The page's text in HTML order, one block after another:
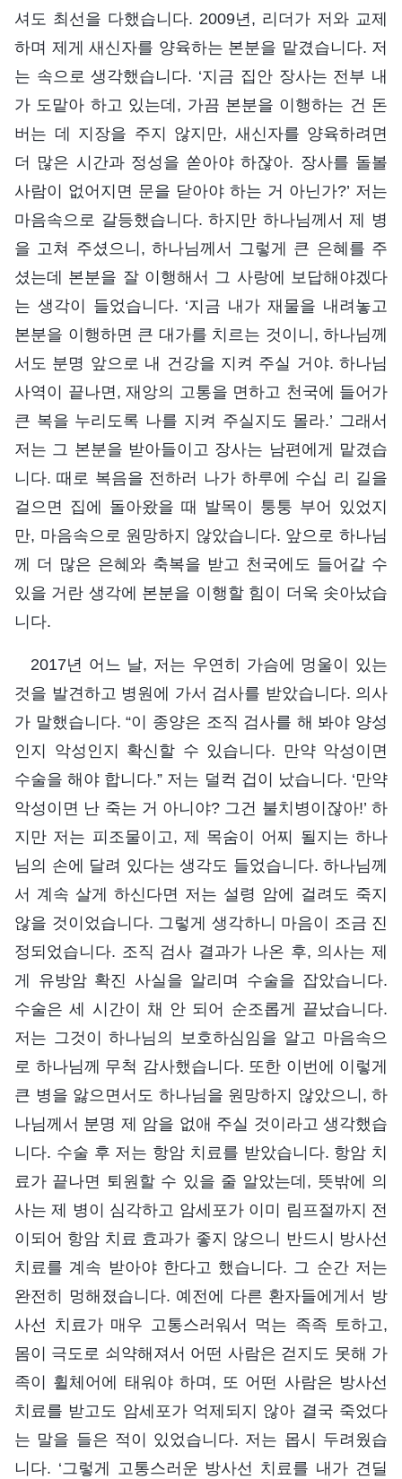
셔도 최선을 다했습니다. 2009년, 리더가 저와 교제
하며 제게 새신자를 양육하는 본분을 맡겼습니다. 저
는 속으로 생각했습니다. ‘지금 집안 장사는 전부 내
가 도맡아 하고 있는데, 가끔 본분을 이행하는 건 돈
버는 데 지장을 주지 않지만, 새신자를 양육하려면
더 많은 시간과 정성을 쏟아야 하잖아. 장사를 돌볼
사람이 없어지면 문을 닫아야 하는 거 아닌가?’ 저는
마음속으로 갈등했습니다. 하지만 하나님께서 제 병
을 고쳐 주셨으니, 하나님께서 그렇게 큰 은혜를 주
셨는데 본분을 잘 이행해서 그 사랑에 보답해야겠다
는 생각이 들었습니다. ‘지금 내가 재물을 내려놓고
본분을 이행하면 큰 대가를 치르는 것이니, 하나님께
서도 분명 앞으로 내 건강을 지켜 주실 거야. 하나님
사역이 끝나면, 재앙의 고통을 면하고 천국에 들어가
큰 복을 누리도록 나를 지켜 주실지도 몰라.’ 그래서
저는 그 본분을 받아들이고 장사는 남편에게 맡겼습
니다. 때로 복음을 전하러 나가 하루에 수십 리 길을
걸으면 집에 돌아왔을 때 발목이 퉁퉁 부어 있었지
만, 마음속으로 원망하지 않았습니다. 앞으로 하나님
께 더 많은 은혜와 축복을 받고 천국에도 들어갈 수
있을 거란 생각에 본분을 이행할 힘이 더욱 솟아났습
니다.
2017년 어느 날, 저는 우연히 가슴에 멍울이 있는
것을 발견하고 병원에 가서 검사를 받았습니다. 의사
가 말했습니다. “이 종양은 조직 검사를 해 봐야 양성
인지 악성인지 확신할 수 있습니다. 만약 악성이면
수술을 해야 합니다.” 저는 덜컥 겁이 났습니다. ‘만약
악성이면 난 죽는 거 아니야? 그건 불치병이잖아!’ 하
지만 저는 피조물이고, 제 목숨이 어찌 될지는 하나
님의 손에 달려 있다는 생각도 들었습니다. 하나님께
서 계속 살게 하신다면 저는 설령 암에 걸려도 죽지
않을 것이었습니다. 그렇게 생각하니 마음이 조금 진
정되었습니다. 조직 검사 결과가 나온 후, 의사는 제
게 유방암 확진 사실을 알리며 수술을 잡았습니다.
수술은 세 시간이 채 안 되어 순조롭게 끝났습니다.
저는 그것이 하나님의 보호하심임을 알고 마음속으
로 하나님께 무척 감사했습니다. 또한 이번에 이렇게
큰 병을 앓으면서도 하나님을 원망하지 않았으니, 하
나님께서 분명 제 암을 없애 주실 것이라고 생각했습
니다. 수술 후 저는 항암 치료를 받았습니다. 항암 치
료가 끝나면 퇴원할 수 있을 줄 알았는데, 뜻밖에 의
사는 제 병이 심각하고 암세포가 이미 림프절까지 전
이되어 항암 치료 효과가 좋지 않으니 반드시 방사선
치료를 계속 받아야 한다고 했습니다. 그 순간 저는
완전히 멍해졌습니다. 예전에 다른 환자들에게서 방
사선 치료가 매우 고통스러워서 먹는 족족 토하고,
몸이 극도로 쇠약해져서 어떤 사람은 걷지도 못해 가
족이 휠체어에 태워야 하며, 또 어떤 사람은 방사선
치료를 받고도 암세포가 억제되지 않아 결국 죽었다
는 말을 들은 적이 있었습니다. 저는 몹시 두려웠습
니다. ‘그렇게 고통스러운 방사선 치료를 내가 견딜